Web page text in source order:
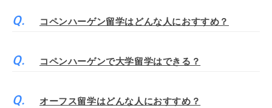
コペンハーゲン留学はどんな人におすすめ？
コペンハーゲンで大学留学はできる？
オーフス留学はどんな人におすすめ？